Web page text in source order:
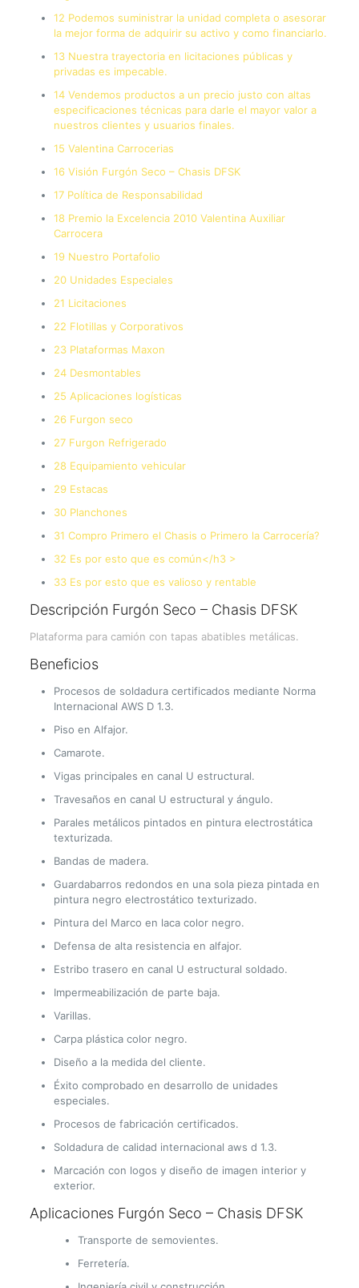
12 Podemos suministrar la unidad completa o asesorar
la mejor forma de adquirir su activo y como financiarlo.
13 Nuestra trayectoria en licitaciones públicas y
privadas es impecable.
14 Vendemos productos a un precio justo con altas
especificaciones técnicas para darle el mayor valor a
nuestros clientes y usuarios finales.
15 Valentina Carrocerias
16 Visión Furgón Seco – Chasis DFSK
17 Política de Responsabilidad
18 Premio la Excelencia 2010 Valentina Auxiliar
Carrocera
19 Nuestro Portafolio
20 Unidades Especiales
21 Licitaciones
22 Flotillas y Corporativos
23 Plataformas Maxon
24 Desmontables
25 Aplicaciones logísticas
26 Furgon seco
27 Furgon Refrigerado
28 Equipamiento vehicular
29 Estacas
30 Planchones
31 Compro Primero el Chasis o Primero la Carrocería?
32 Es por esto que es común</h3 >
33 Es por esto que es valioso y rentable
Descripción Furgón Seco – Chasis DFSK
Plataforma para camión con tapas abatibles metálicas.
Beneficios
Procesos de soldadura certificados mediante Norma
Internacional AWS D 1.3.
Piso en Alfajor.
Camarote.
Vigas principales en canal U estructural.
Travesaños en canal U estructural y ángulo.
Parales metálicos pintados en pintura electrostática
texturizada.
Bandas de madera.
Guardabarros redondos en una sola pieza pintada en
pintura negro electrostático texturizado.
Pintura del Marco en laca color negro.
Defensa de alta resistencia en alfajor.
Estribo trasero en canal U estructural soldado.
Impermeabilización de parte baja.
Varillas.
Carpa plástica color negro.
Diseño a la medida del cliente.
Éxito comprobado en desarrollo de unidades
especiales.
Procesos de fabricación certificados.
Soldadura de calidad internacional aws d 1.3.
Marcación con logos y diseño de imagen interior y
exterior.
Aplicaciones Furgón Seco – Chasis DFSK
Transporte de semovientes.
Ferretería.